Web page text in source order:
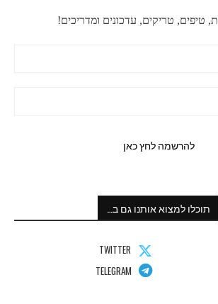
טיפים, טריקים, עדכונים ומדריכים!
תוכלו למצוא אותנו גם ב…
TWITTER
TELEGRAM